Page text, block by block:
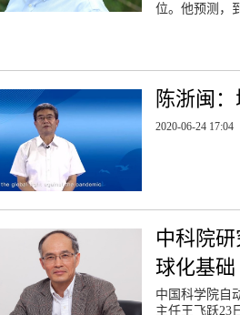
位。他预测，
陈浙闽
2020-06-24 17:04
中科院
球化基础
中国科学院自
主任王飞跃23